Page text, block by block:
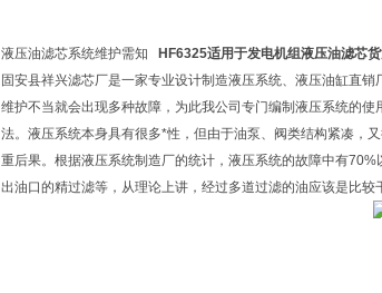
液压油滤芯系统维护需知
HF6325适用于发电机组液压油滤芯
固安县祥兴滤芯厂是一家专业设计制造液压系统、液压油缸直
维护不当就会出现多种故障，为此我公司专门编制液压系统的
法。液压系统本身具有很多*性，但由于油泵、阀类结构紧凑，
重后果。根据液压系统制造厂的统计，液压系统的故障中有
出油口的精过滤等，从理论上讲，经过多道过滤的油应该是比较